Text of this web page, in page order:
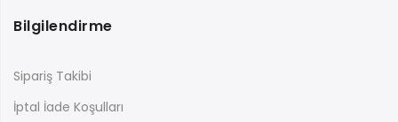
Bilgilendirme
Sipariş Takibi
İptal İade Koşulları